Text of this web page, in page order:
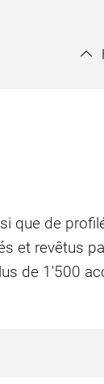
que de
et revêtus
de 1'500